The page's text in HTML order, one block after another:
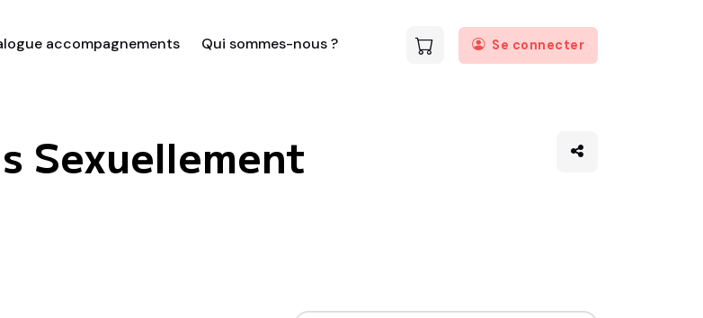
accompagnements Qui sommes-nous ? Se connecter
Sexuellement